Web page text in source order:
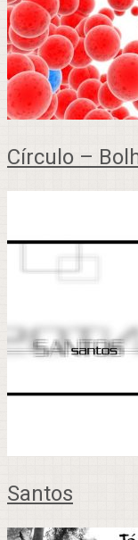
Círculo –
Santos